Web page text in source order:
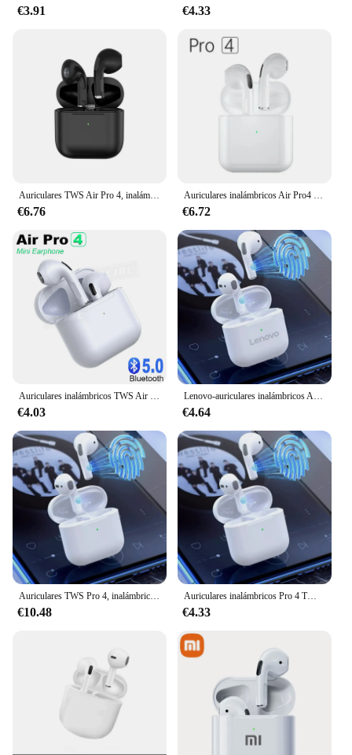
€3.91 €4.33
€6.76 €6.72
€4.03 €4.64
Auriculares TWS Pro 4, inalámbricos por Bluetooth, con micrófono y Control táctil, 2024
€10.48
Auriculares inalámbricos Pro 4 TWS, cascos con Control táctil, BT 5,0, impermeables, Mini Pods con micrófono para todos los teléfonos, Emparejamiento automático para Lenovo
€4.33